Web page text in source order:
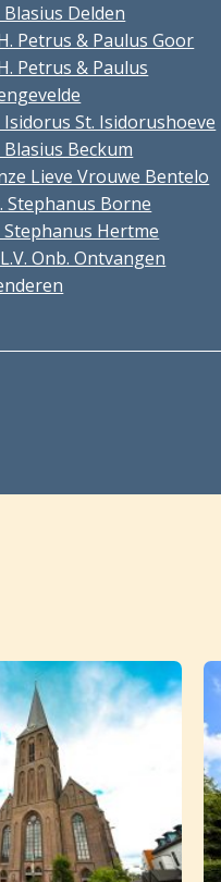
Blasius Delden
Petrus & Paulus Goor
Petrus & Paulus
Isidorus St. Isidorushoeve
Blasius Beckum
Lieve Vrouwe Bentelo
Stephanus Borne
Stephanus Hertme
Onb. Ontvangen